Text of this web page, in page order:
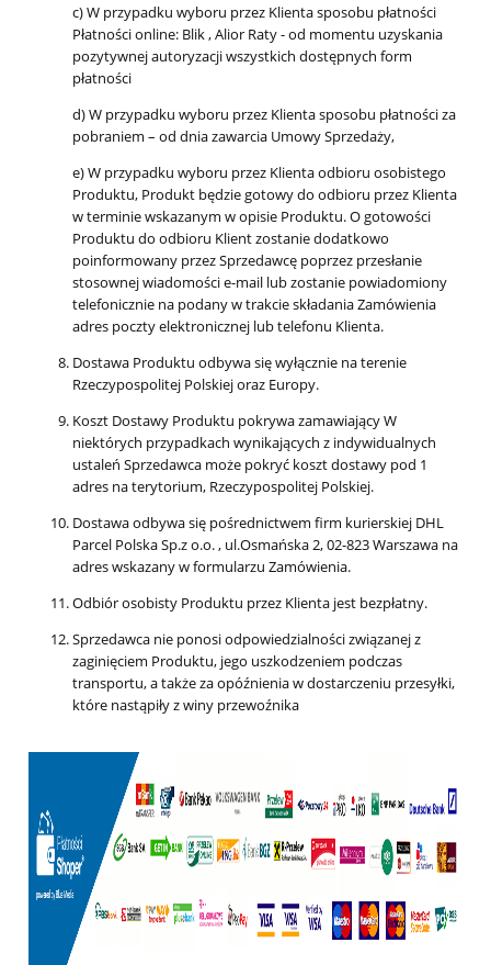
c) W przypadku wyboru przez Klienta sposobu płatności
Płatności online: Blik , Alior Raty - od momentu uzyskania
pozytywnej autoryzacji wszystkich dostępnych form
płatności
d) W przypadku wyboru przez Klienta sposobu płatności za
pobraniem – od dnia zawarcia Umowy Sprzedaży,
e) W przypadku wyboru przez Klienta odbioru osobistego
Produktu, Produkt będzie gotowy do odbioru przez Klienta
w terminie wskazanym w opisie Produktu. O gotowości
Produktu do odbioru Klient zostanie dodatkowo
poinformowany przez Sprzedawcę poprzez przesłanie
stosownej wiadomości e-mail lub zostanie powiadomiony
telefonicznie na podany w trakcie składania Zamówienia
adres poczty elektronicznej lub telefonu Klienta.
Dostawa Produktu odbywa się wyłącznie na terenie
Rzeczypospolitej Polskiej oraz Europy.
Koszt Dostawy Produktu pokrywa zamawiający W
niektórych przypadkach wynikających z indywidualnych
ustaleń Sprzedawca może pokryć koszt dostawy pod 1
adres na terytorium, Rzeczypospolitej Polskiej.
Dostawa odbywa się pośrednictwem firm kurierskiej DHL
Parcel Polska Sp.z o.o. , ul.Osmańska 2, 02-823 Warszawa na
adres wskazany w formularzu Zamówienia.
Odbiór osobisty Produktu przez Klienta jest bezpłatny.
Sprzedawca nie ponosi odpowiedzialności związanej z
zaginięciem Produktu, jego uszkodzeniem podczas
transportu, a także za opóźnienia w dostarczeniu przesyłki,
które nastąpiły z winy przewoźnika